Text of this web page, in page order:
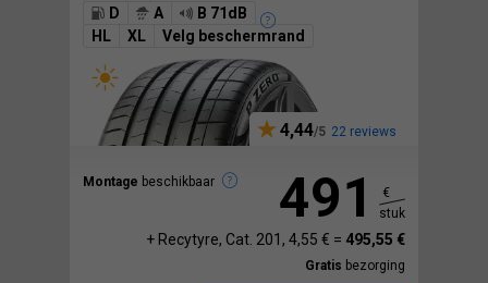
D
A
B 71dB
HL
XL Velg beschermrand
4,44 22 reviews
Montage beschikbaar 491
€
stuk
+ Recytyre, Cat. 201, 4,55 € = 495,55 €
Gratis bezorging